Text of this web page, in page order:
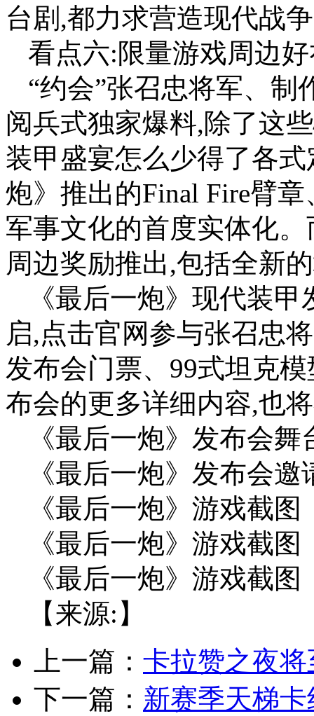
台剧,都力求营造现代战
看点六:限量游戏周边
“约会”张召忠将军、
阅兵式独家爆料,除了这
装甲盛宴怎么少得了各
炮》推出的Final Fire臂
军事文化的首度实体化
周边奖励推出,包括全新
《最后一炮》现代装
启,点击官网参与张召忠
发布会门票、99式坦克
布会的更多详细内容,也
《最后一炮》发布会舞
《最后一炮》发布会邀
《最后一炮》游戏截图
《最后一炮》游戏截图
《最后一炮》游戏截图
【来源:】
上一篇： 卡拉赞之夜
下一篇： 新赛季天梯